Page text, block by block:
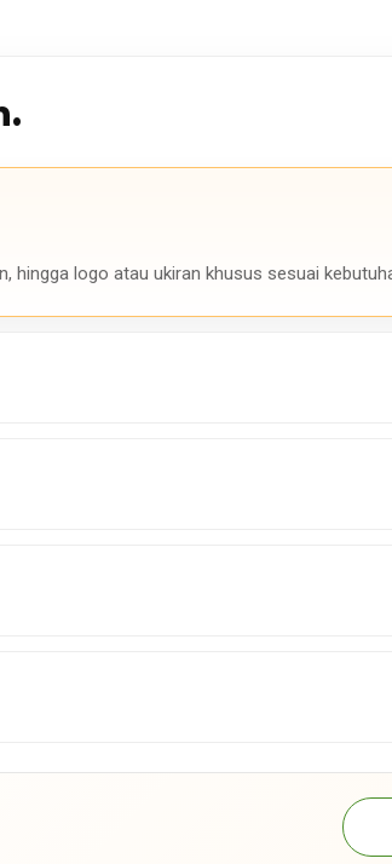
hingga logo atau ukiran khusus sesuai